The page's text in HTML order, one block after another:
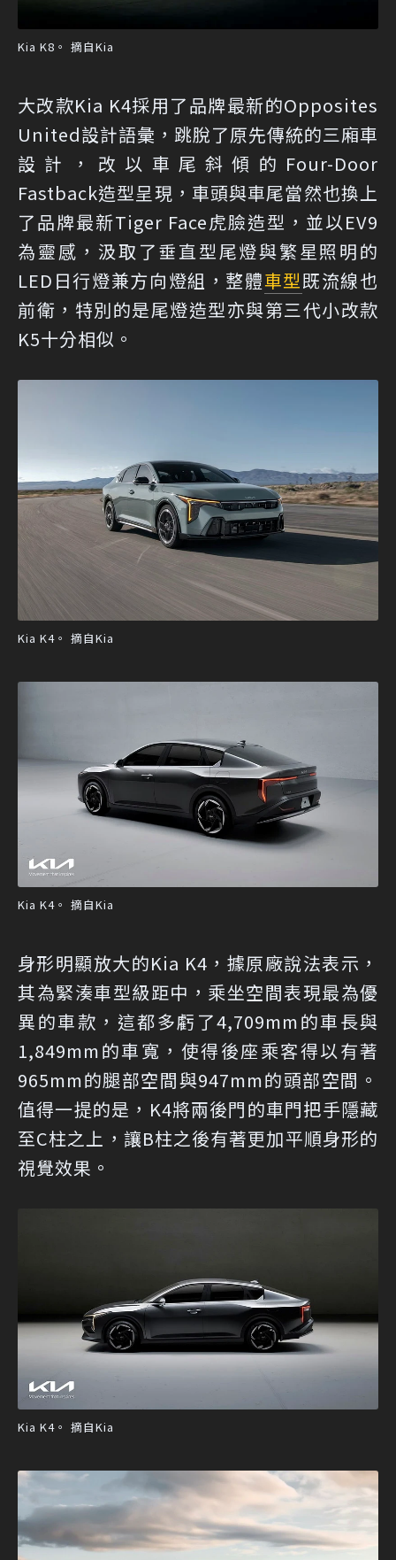
Kia K8。 摘自Kia
大改款Kia K4採用了品牌最新的Opposites
United設計語彙，跳脫了原先傳統的三廂車
設計，改以車尾斜傾的Four-Door
Fastback造型呈現，車頭與車尾當然也換上
了品牌最新Tiger Face虎臉造型，並以EV9
為靈感，汲取了垂直型尾燈與繁星照明的
LED日行燈兼方向燈組，整體車型既流線也
前衛，特別的是尾燈造型亦與第三代小改款
K5十分相似。
Kia K4。 摘自Kia
Kia K4。 摘自Kia
身形明顯放大的Kia K4，據原廠說法表示，
其為緊湊車型級距中，乘坐空間表現最為優
異的車款，這都多虧了4,709mm的車長與
1,849mm的車寬，使得後座乘客得以有著
965mm的腿部空間與947mm的頭部空間。
值得一提的是，K4將兩後門的車門把手隱藏
至C柱之上，讓B柱之後有著更加平順身形的
視覺效果。
Kia K4。 摘自Kia